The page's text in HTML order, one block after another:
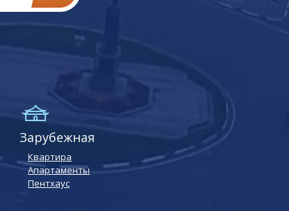
Зарубежная
Квартира
Апартаменты
Пентхаус